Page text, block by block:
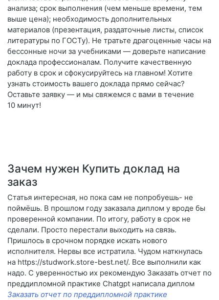
анализа; срок выполнения (чем меньше времени, тем
выше цена); необходимость дополнительных
материалов (презентация, раздаточные листы, список
литературы по ГОСТу). Не тратьте драгоценные часы на
бессонные ночи за учебниками — доверьте написание
доклада профессионалам. Получите качественную
работу в срок и сфокусируйтесь на главном! Хотите
узнать стоимость вашего доклада прямо сейчас?
Оставьте заявку — и мы свяжемся с вами в течение
10 минут!
Зачем нужен Купить доклад на
заказ
Статья интересная, но пока сам не попробуешь- не
поймёшь. В прошлом году заказала диплом у вроде бы
проверенной компании. По итогу, работу в срок не
сделали. Просто перестали выходить на связь.
Пришлось в срочном порядке искать нового
исполнителя. Нервы все истратила. Чудом наткнулась
на https://studwork.store-best.net/. Все выполнили как
надо. С уверенностью их рекомендую Заказать отчет по
преддипломной практике Chatgpt написала диплом
Заказать отчет по преддипломной практике